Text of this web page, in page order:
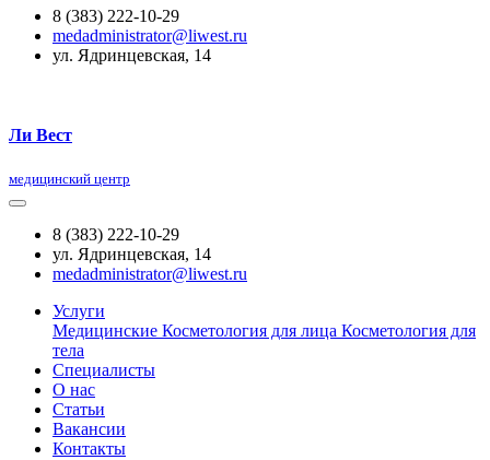
8 (383) 222-10-29
medadministrator@liwest.ru
ул. Ядринцевская, 14
Ли Вест
медицинский центр
8 (383) 222-10-29
ул. Ядринцевская, 14
medadministrator@liwest.ru
Услуги
Медицинские Косметология для лица Косметология для
тела
Специалисты
О нас
Статьи
Вакансии
Контакты